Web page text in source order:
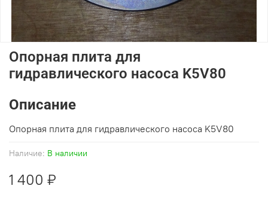
Наличие: В наличии
Опорная плита для
гидравлического насоса K5V80
1 400 ₽
Описание
Опорная плита для гидравлического насоса K5V80